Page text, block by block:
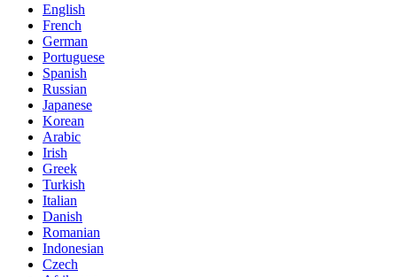
English
French
German
Portuguese
Spanish
Russian
Japanese
Korean
Arabic
Irish
Greek
Turkish
Italian
Danish
Romanian
Indonesian
Czech